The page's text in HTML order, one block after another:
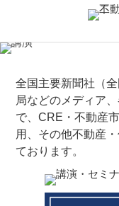
全国主要新聞社（
局などのメディア
で、CRE・不動産
用、その他不動産
ております。